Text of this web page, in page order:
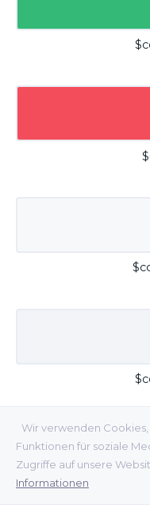
Wir verwenden Cookies,
Funktionen für soziale
Zugriffe auf unsere
Informationen